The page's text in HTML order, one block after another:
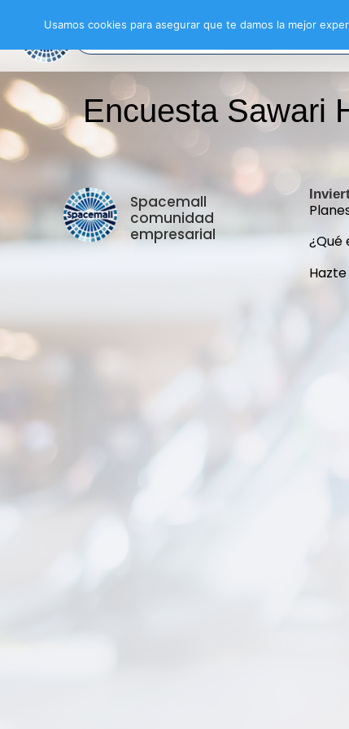
Encuesta Sawari
Spacemall
comunidad
empresarial
¿Qué
Usamos cookies para asegurar que te damos la mejor